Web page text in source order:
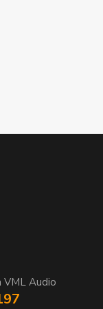
VML Audio